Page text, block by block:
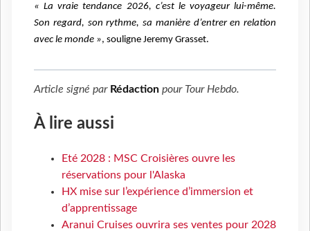
« La vraie tendance 2026, c’est le voyageur lui-même.
Son regard, son rythme, sa manière d’entrer en relation
avec le monde », souligne Jeremy Grasset.
Article signé par Rédaction pour Tour Hebdo.
À lire aussi
Eté 2028 : MSC Croisières ouvre les
réservations pour l'Alaska
HX mise sur l’expérience d’immersion et
d’apprentissage
Aranui Cruises ouvrira ses ventes pour 2028